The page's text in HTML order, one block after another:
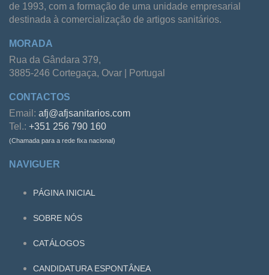
de 1993, com a formação de uma unidade empresarial
destinada à comercialização de artigos sanitários.
MORADA
Rua da Gândara 379,
3885-246 Cortegaça, Ovar | Portugal
CONTACTOS
Email: afj@afjsanitarios.com
Tel.: +351 256 790 160
(Chamada para a rede fixa nacional)
NAVIGUER
PÁGINA INICIAL
SOBRE NÓS
CATÁLOGOS
CANDIDATURA ESPONTÂNEA